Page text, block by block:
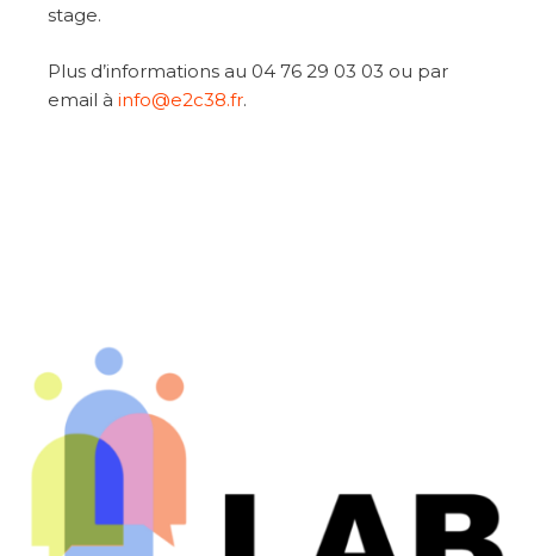
stage.
Plus d’informations au 04 76 29 03 03 ou par
email à info@e2c38.fr.